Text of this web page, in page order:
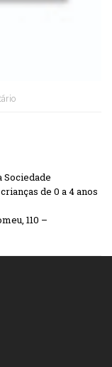
Sociedade
de 0 a 4 anos
110 –